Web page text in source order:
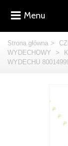
Menu
Strona główna >
WYDECHOWY
>
WYDECHU